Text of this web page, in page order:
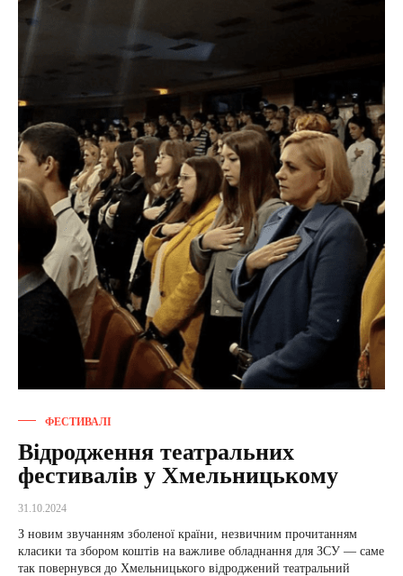
ФЕСТИВАЛІ
Відродження театральних
фестивалів у Хмельницькому
31.10.2024
З новим звучанням зболеної країни, незвичним прочитанням
класики та збором коштів на важливе обладнання для ЗСУ — саме
так повернувся до Хмельницького відроджений театральний